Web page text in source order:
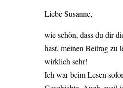
Liebe Susanne,
wie schön, dass du dir
hast, meinen Beitrag zu
wirklich sehr!
Ich war beim Lesen